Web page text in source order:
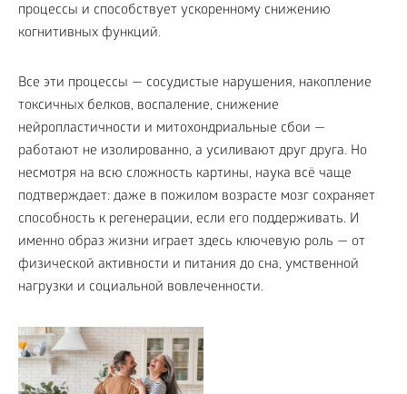
процессы и способствует ускоренному снижению
когнитивных функций.
Все эти процессы — сосудистые нарушения, накопление
токсичных белков, воспаление, снижение
нейропластичности и митохондриальные сбои —
работают не изолированно, а усиливают друг друга. Но
несмотря на всю сложность картины, наука всё чаще
подтверждает: даже в пожилом возрасте мозг сохраняет
способность к регенерации, если его поддерживать. И
именно образ жизни играет здесь ключевую роль — от
физической активности и питания до сна, умственной
нагрузки и социальной вовлеченности.